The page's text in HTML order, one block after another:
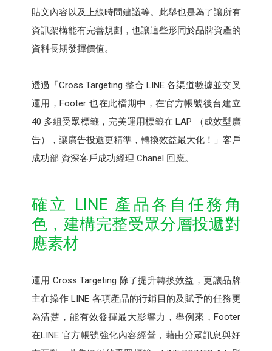
貼文內容以及上線時間建議等。此舉也是為了讓所有
資訊架構能有完善規劃，也讓這些形同於品牌資產的
資料長期發揮價值。
透過「Cross Targeting 整合 LINE 各渠道數據並交叉
運用，Footer 也在此檔期中，在官方帳號後台建立
40 多組受眾標籤，完美運用標籤在 LAP （成效型廣
告），讓廣告投遞更精準，轉換效益最大化！」客戶
成功部 資深客戶成功經理 Chanel 回應。
確立 LINE 產品各自任務角
色，建構完整受眾分層投遞對
應素材
運用 Cross Targeting 除了提升轉換效益，更讓品牌
主在操作 LINE 各項產品的行銷目的及賦予的任務更
為清楚，能有效發揮最大影響力，舉例來，Footer
在LINE 官方帳號強化內容經營，藉由分眾訊息與好